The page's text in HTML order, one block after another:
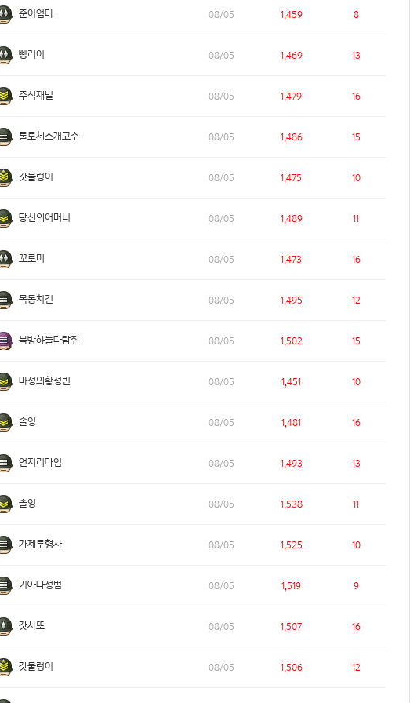
준이엄마 08/05 1,459 8
빵러이 08/05 1,469 13
주식재벌 08/05 1,479 16
롤토체스개고수 08/05 1,486 15
갓물렁이 08/05 1,475 10
당신의어머니 08/05 1,489 11
꼬로미 08/05 1,473 16
목동치킨 08/05 1,495 12
북방하늘다람쥐 08/05 1,502 15
마성의황성빈 08/05 1,451 10
솔잉 08/05 1,481 16
언저리타임 08/05 1,493 13
솔잉 08/05 1,538 11
가제투형사 08/05 1,525 10
기아나성범 08/05 1,519 9
갓사또 08/05 1,507 16
갓물렁이 08/05 1,506 12